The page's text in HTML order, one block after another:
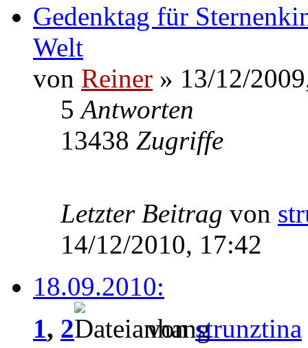
Gedenktag für
Welt
von Reiner » 13/12/
5Antworten
13438 Zugriffe
Letzter Beitrag von
14/12/2010, 17:42
18.09.2010:
1, 2 vonstrunztina